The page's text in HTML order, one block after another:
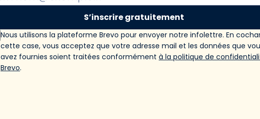
S’inscrire gratuitement
Nous utilisons la plateforme Brevo pour envoyer notre infolettre. En
cette case, vous acceptez que votre adresse mail et les données que
avez fournies soient traitées conformément à la politique de
Brevo.